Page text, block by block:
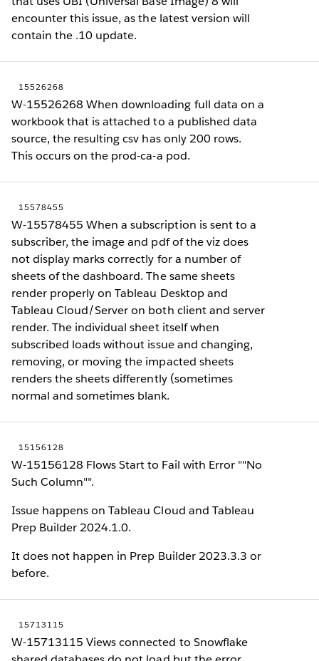
encounter this issue, as the latest version will
contain the .10 update.
15526268
W-15526268 When downloading full data on a
workbook that is attached to a published data
source, the resulting csv has only 200 rows.
This occurs on the prod-ca-a pod.
15578455
W-15578455 When a subscription is sent to a
subscriber, the image and pdf of the viz does
not display marks correctly for a number of
sheets of the dashboard. The same sheets
render properly on Tableau Desktop and
Tableau Cloud/Server on both client and server
render. The individual sheet itself when
subscribed loads without issue and changing,
removing, or moving the impacted sheets
renders the sheets differently (sometimes
normal and sometimes blank.
15156128
W-15156128 Flows Start to Fail with Error ""No
Such Column"".
Issue happens on Tableau Cloud and Tableau
Prep Builder 2024.1.0.
It does not happen in Prep Builder 2023.3.3 or
before.
15713115
W-15713115 Views connected to Snowflake